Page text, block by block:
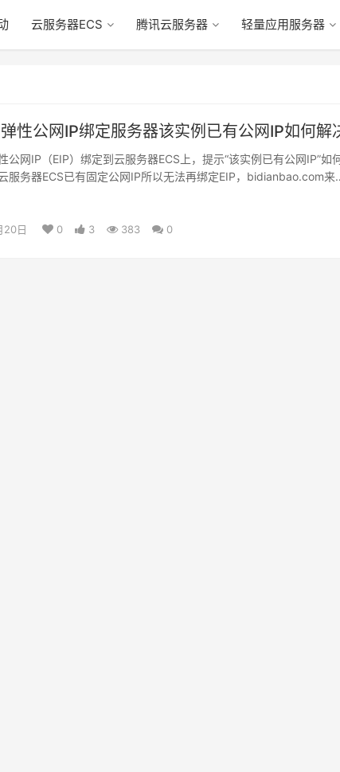
云服务器ECS 腾讯云服务器 轻量应用服务器
性公网IP绑定服务器该实例已有公网IP如何解
公网IP（EIP）绑定到云服务器ECS上，提示“该实例已有公网IP”如
服务器ECS已有固定公网IP所以无法再绑定EIP，bidianbao.com来
20日 0 3 383 0